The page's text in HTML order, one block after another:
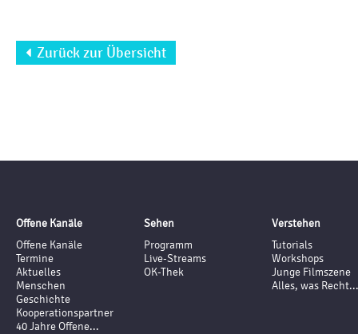
Zurück zur Übersicht
Offene Kanäle
Offene Kanäle
Termine
Aktuelles
Menschen
Geschichte
Kooperationspartner
40 Jahre Offene...
Sehen
Programm
Live-Streams
OK-Thek
Verstehen
Tutorials
Workshops
Junge Filmszene
Alles, was Recht...